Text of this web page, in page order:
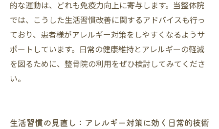
的な運動は、どれも免疫力向上に寄与します。当整体院
では、こうした生活習慣改善に関するアドバイスも行っ
ており、患者様がアレルギー対策をしやすくなるようサ
ポートしています。日常の健康維持とアレルギーの軽減
を図るために、整骨院の利用をぜひ検討してみてくださ
い。
生活習慣の見直し：アレルギー対策に効く日常的技術